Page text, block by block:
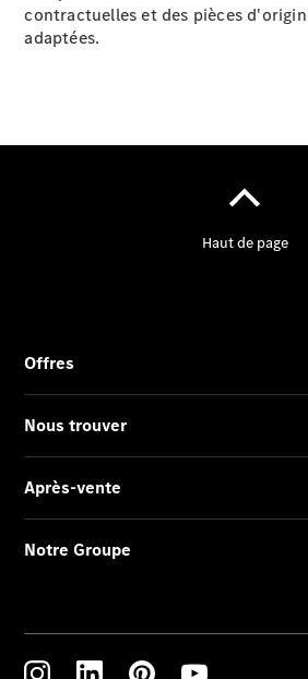
Protection des
contractuelles et des pièces
adaptées.